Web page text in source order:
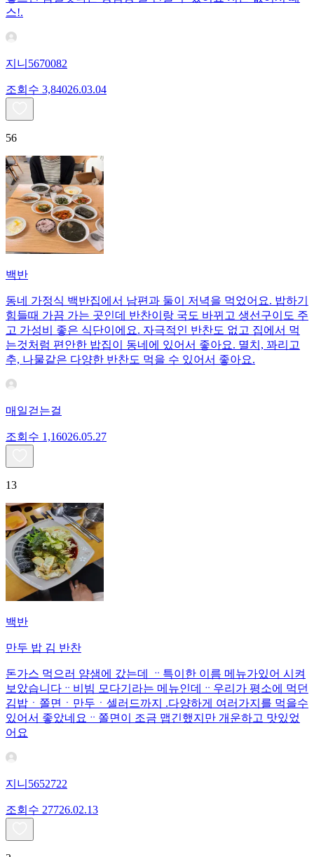
스!.
지니5670082
조회수 3,84026.03.04
56
백반
동네 가정식 백반집에서 남편과 둘이 저녁을 먹었어요. 밥하기
힘들때 가끔 가는 곳인데 반찬이랑 국도 바뀌고 생선구이도 주
고 가성비 좋은 식단이에요. 자극적인 반찬도 없고 집에서 먹
는것처럼 편안한 밥집이 동네에 있어서 좋아요. 멸치, 꽈리고
추, 나물같은 다양한 반찬도 먹을 수 있어서 좋아요.
매일걷는걸
조회수 1,16026.05.27
13
백반
만두 밥 김 반찬
돈가스 먹으러 얌샘에 갔는데 ᆢ특이한 이름 메뉴가있어 시켜
보았습니다ᆢ비빔 모다기라는 메뉴인데ᆢ우리가 평소에 먹던
김밥ㆍ쫄면ㆍ만두ㆍ셀러드까지 .다양하게 여러가지를 먹을수
있어서 좋았네요ᆢ쫄면이 조금 맵긴했지만 개운하고 맛있었
어요
지니5652722
조회수 27726.02.13